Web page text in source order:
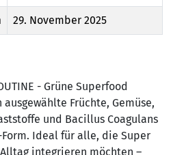
29. November 2025
- Grüne Superfood
Früchte, Gemüse,
und Bacillus Coagulans
Ideal für alle, die Super
integrieren möchten –